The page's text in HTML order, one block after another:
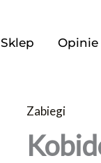
Sklep Opinie
Zabiegi
ilość
Kobido